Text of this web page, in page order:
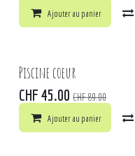
Ajouter au panier
Piscine coeur
CHF 45.00 CHF89.00
Ajouter au panier